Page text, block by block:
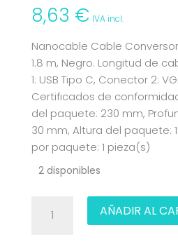
8,63 € IVA incl.
Nanocable Cable
1.8 m, Negro. Longitud de
1: USB Tipo C, Conector 2:
Certificados de
del paquete: 230 mm,
30 mm, Altura del paquete:
por paquete: 1 pieza(s)
2 disponibles
CONVERSOR
AÑADIR AL